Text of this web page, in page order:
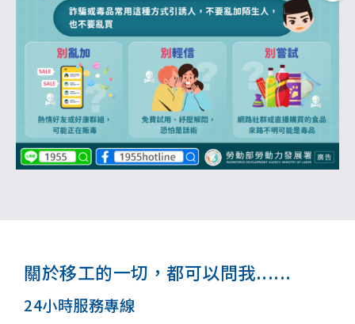
關於移工的一切，都可以問我......
24小時服務專線